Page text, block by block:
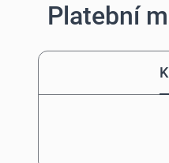
Platební